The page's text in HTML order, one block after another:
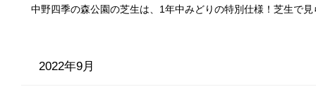
中野四季の森公園の芝生は、1年中みどりの特別仕様！芝生で
2022年9月